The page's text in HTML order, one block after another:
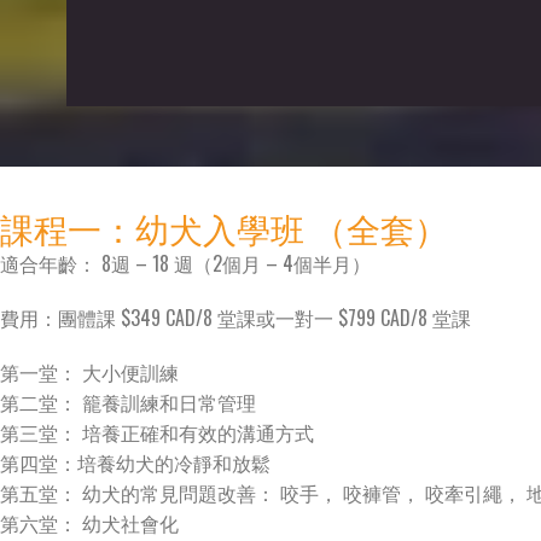
課程一：幼犬入學班 （全套）​
適合年齡： 8週 – 18 週（2個月 – 4個半月）
費用：團體課 $349 CAD/8 堂課或一對一 $799 CAD/8 堂課
第一堂： 大小便訓練
第二堂： 籠養訓練和日常管理
第三堂： 培養正確和有效的溝通方式
第四堂：培養幼犬的冷靜和放鬆
第五堂： 幼犬的常見問題改善： 咬手， 咬褲管， 咬牽引繩，
第六堂： 幼犬社會化